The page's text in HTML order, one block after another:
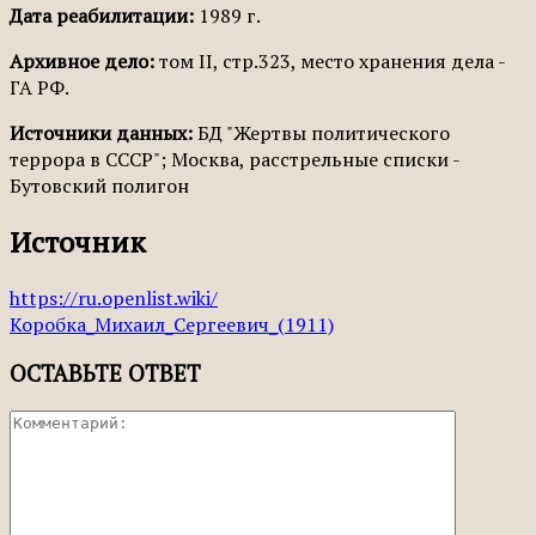
Дата реабилитации: 1989 г.
Архивное дело:том II, стр.323, место хранения дела -
ГА РФ.
Источники данных:БД "Жертвы политического
террора в СССР"; Москва, расстрельные списки -
Бутовский полигон
Источник
https://ru.openlist.wiki/
Коробка_Михаил_Сергеевич_(1911)
ОСТАВЬТЕ ОТВЕТ